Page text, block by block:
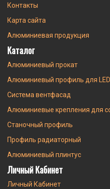
Контакты
Карта сайта
Алюминиевая продукция
Каталог
Алюминиевый прокат
Алюминиевый профиль для
Система вентфасад
Алюминиевые крепления для
Станочный профиль
Профиль радиаторный
Алюминиевый плинтус
Личный Кабинет
Личный Кабинет